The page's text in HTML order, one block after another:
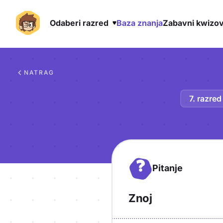
Odaberi razred Baza znanjaZabavni
NATRAG
7. razred
? Pitanje
Znoj